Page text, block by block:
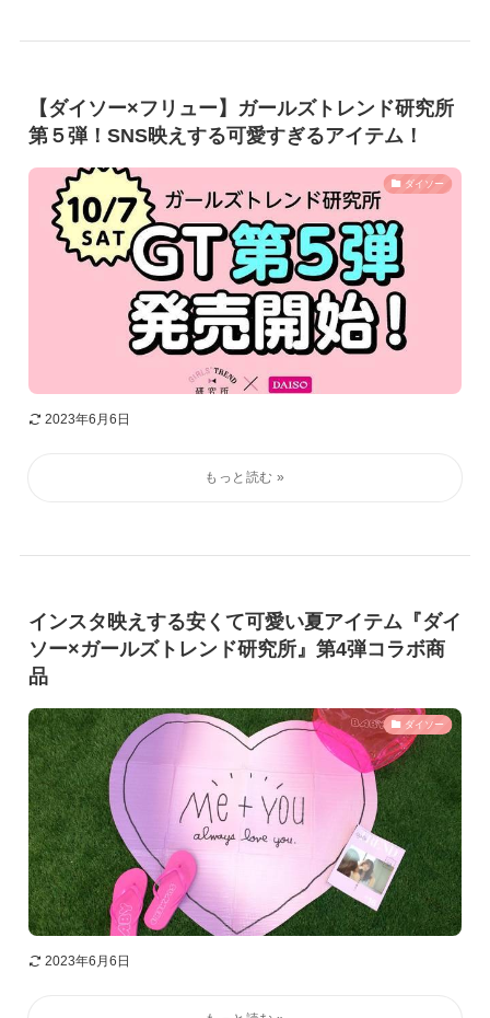
【ダイソー×フリュー】ガールズトレンド研究所
第５弾！SNS映えする可愛すぎるアイテム！
ダイソー
2023年6月6日
インスタ映えする安くて可愛い夏アイテム『ダイ
ソー×ガールズトレンド研究所』第4弾コラボ商
品
ダイソー
2023年6月6日